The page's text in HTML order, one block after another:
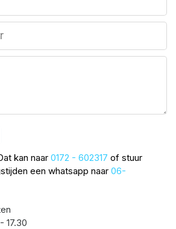
kan naar 0172 - 602317 of stuur
een whatsapp naar 06-
17.30